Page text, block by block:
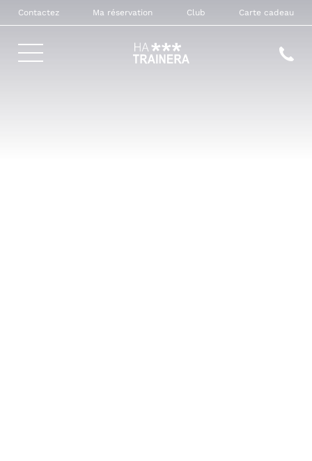
Contactez Ma réservation Club Carte cadeau